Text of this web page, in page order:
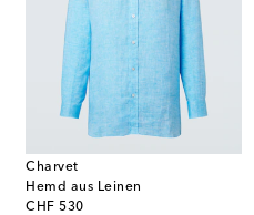
Charvet
Hemd aus Leinen
CHF 530
original price